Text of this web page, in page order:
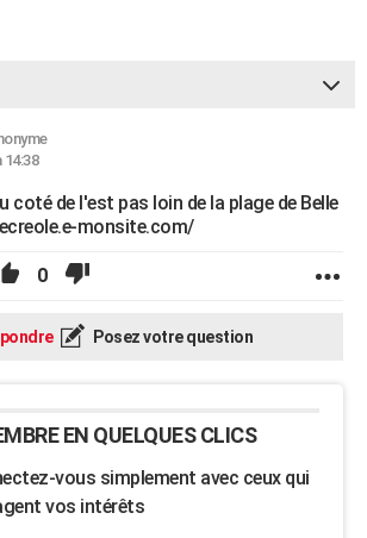
14:38
coté de l'est pas loin de la plage de Belle
monsite.com/
0
Posez votre question
EN QUELQUES CLICS
vous simplement avec ceux qui
vos intérêts